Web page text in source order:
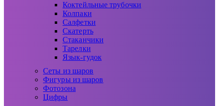
Коктейльные трубочки
Колпаки
Салфетки
Скатерть
Стаканчики
Тарелки
Язык-гудок
Сеты из шаров
Фигуры из шаров
Фотозона
Цифры